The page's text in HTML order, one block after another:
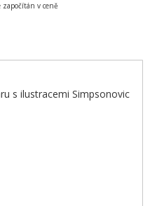
započítán v ceně
s ilustracemi Simpsonovic